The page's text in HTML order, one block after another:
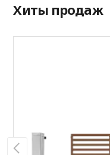
Хиты продаж